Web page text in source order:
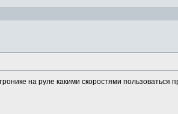
на руле какими скоростями пользоваться